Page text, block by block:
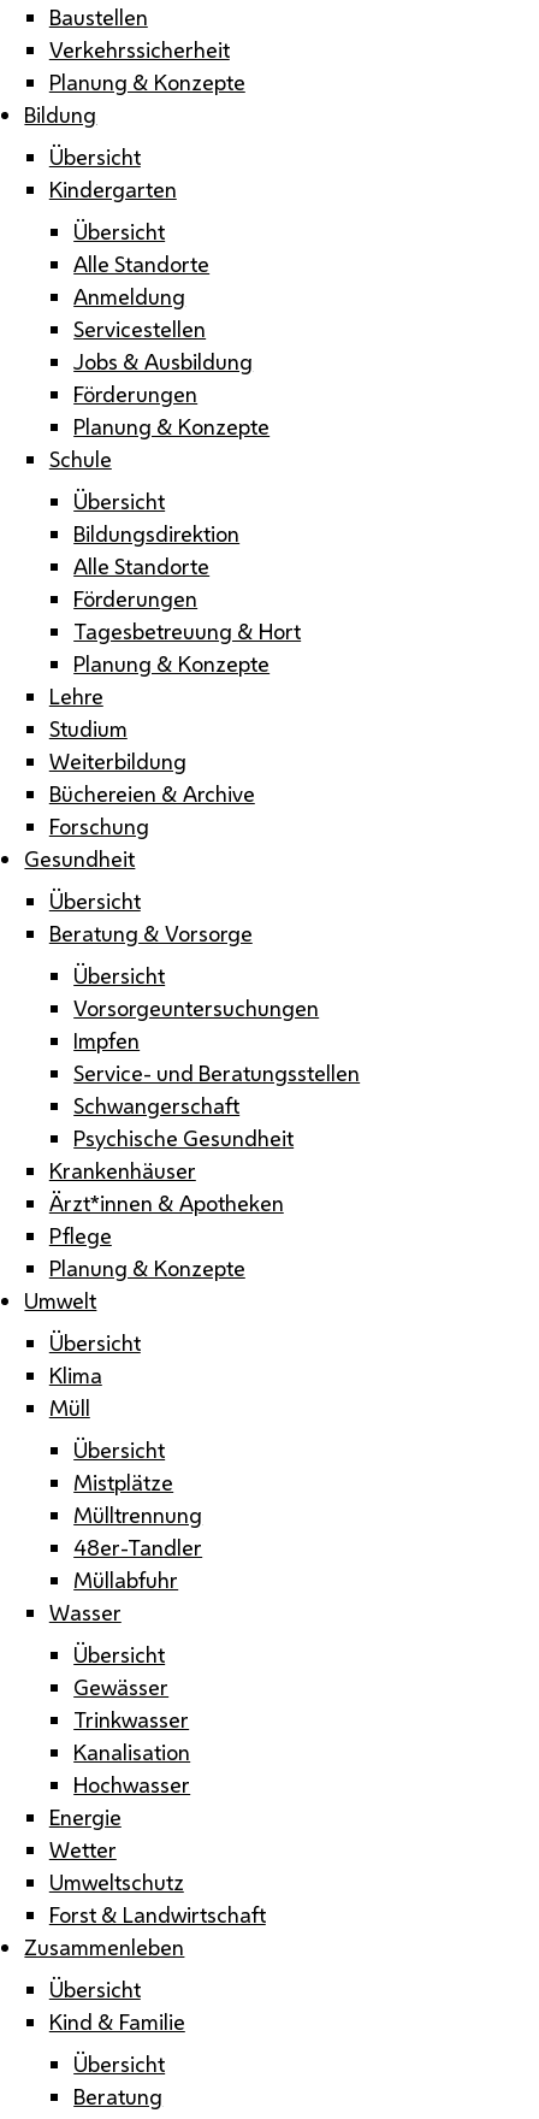
Baustellen
Verkehrssicherheit
Planung & Konzepte
Bildung
Übersicht
Kindergarten
Übersicht
Alle Standorte
Anmeldung
Servicestellen
Jobs & Ausbildung
Förderungen
Planung & Konzepte
Schule
Übersicht
Bildungsdirektion
Alle Standorte
Förderungen
Tagesbetreuung & Hort
Planung & Konzepte
Lehre
Studium
Weiterbildung
Büchereien & Archive
Forschung
Gesundheit
Übersicht
Beratung & Vorsorge
Übersicht
Vorsorgeuntersuchungen
Impfen
Service- und Beratungsstellen
Schwangerschaft
Psychische Gesundheit
Krankenhäuser
Ärzt*innen & Apotheken
Pflege
Planung & Konzepte
Umwelt
Übersicht
Klima
Müll
Übersicht
Mistplätze
Mülltrennung
48er-Tandler
Müllabfuhr
Wasser
Übersicht
Gewässer
Trinkwasser
Kanalisation
Hochwasser
Energie
Wetter
Umweltschutz
Forst & Landwirtschaft
Zusammenleben
Übersicht
Kind & Familie
Übersicht
Beratung